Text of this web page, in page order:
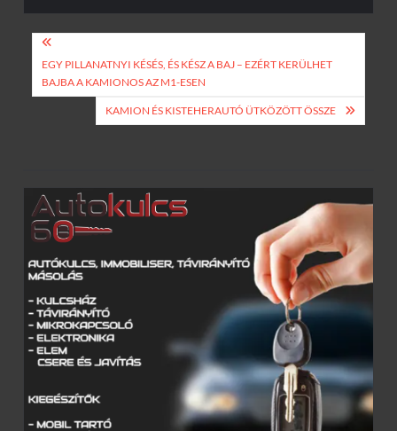
Bejegyzés
navigáció
EGY PILLANATNYI KÉSÉS, ÉS KÉSZ A BAJ – EZÉRT KERÜLHET
BAJBA A KAMIONOS AZ M1-ESEN
KAMION ÉS KISTEHERAUTÓ ÜTKÖZÖTT ÖSSZE